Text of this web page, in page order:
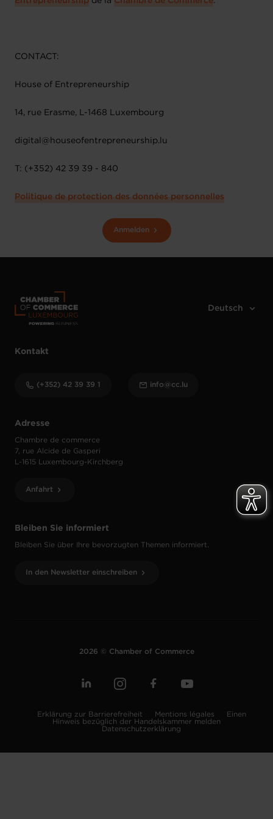
CONTACT:
House of Entrepreneurship
14, rue Erasme, L-1468 Luxembourg
digital@houseofentrepreneurship.lu
T: (+352) 42 39 39 - 840
Politique de protection des données personnelles
Anmelden
Bleiben Sie informiert
Bleiben Sie über Ihre bevorzugten Themen informiert.
In den Newsletter einschreiben
Adresse
Chambre de commerce
7, rue Alcide de Gasperi
L-1615 Luxembourg-Kirchberg
Anfahrt
Kontakt
(+352) 42 39 39 1 info@cc.lu
2026 © Chamber of Commerce
Erklärung zur Barrierefreiheit Mentions légales
Einen
Hinweis bezüglich der Handelskammer melden
Datenschutzerklärung